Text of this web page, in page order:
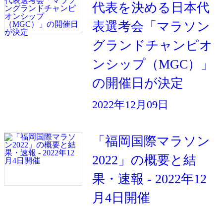
代表を決める日本代
表選考会「マラソン
グランドチャンピオ
ンシップ（MGC）」
の開催日が決定
2022年12月09日
「福岡国際マラソン
2022」の概要と結
果・速報 - 2022年12
月4日開催